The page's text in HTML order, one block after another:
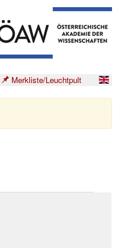
Merkliste/Leuchtpult